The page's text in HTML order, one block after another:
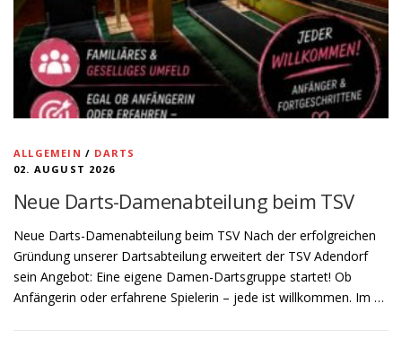
ALLGEMEIN / DARTS
02. AUGUST 2026
Neue Darts-Damenabteilung beim TSV
Neue Darts-Damenabteilung beim TSV Nach der erfolgreichen
Gründung unserer Dartsabteilung erweitert der TSV Adendorf
sein Angebot: Eine eigene Damen-Dartsgruppe startet! Ob
Anfängerin oder erfahrene Spielerin – jede ist willkommen. Im …